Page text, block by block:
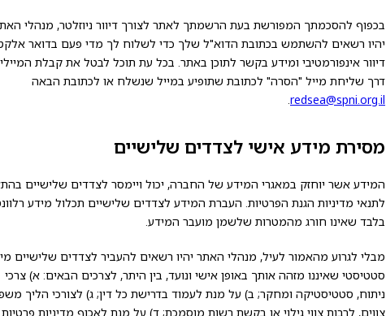
בכפוף להסכמתך המפורשת בעת הרשמתך לאתר לצורך דיוור ניוזלטר, מנהלי
יהיו רשאים להשתמש בכתובת הדוא"ל שלך כדי לשלוח לך מדי פעם בדואר
דיוור אינפורמטיבי ומידע בקשר לתוכן באתר. בכל עת תוכל לבטל את קבלת
דרך שליחת מייל "הסרה" לכתובת שתופיע במייל שנשלח או לכתובת הבאה
redsea@spni.org.il
.
מסירת מידע אישי לצדדים שלישיים
המידע אשר יוחזק במאגרי המידע של החברה, יכול ויימסר לצדדים שלישיים
לתנאי מדיניות הגנת הפרטיות. העברת המידע לצדדים שלישיים תכלול מידע
בלבד שאינו חורג מהמטרות שלשמן מועבר המידע.
מבלי לגרוע מהאמור לעיל, מנהלי האתר יהיו רשאים להעביר לצדדים שלישיים
סטטיסטי שאיננו מזהה אותך באופן אישי ונועד, בין היתר, לצרכים הבאים: א) צרכי
ניתוח, סטטיסטיקה ומחקר; ב) על מנת לעמוד בדרישת כל דין; ג) לצורכי הליך
צווים, לרבות צווי גילוי או בקשת רשות מוסמכת; ד) על מנת לאכוף מדיניות פרטיות